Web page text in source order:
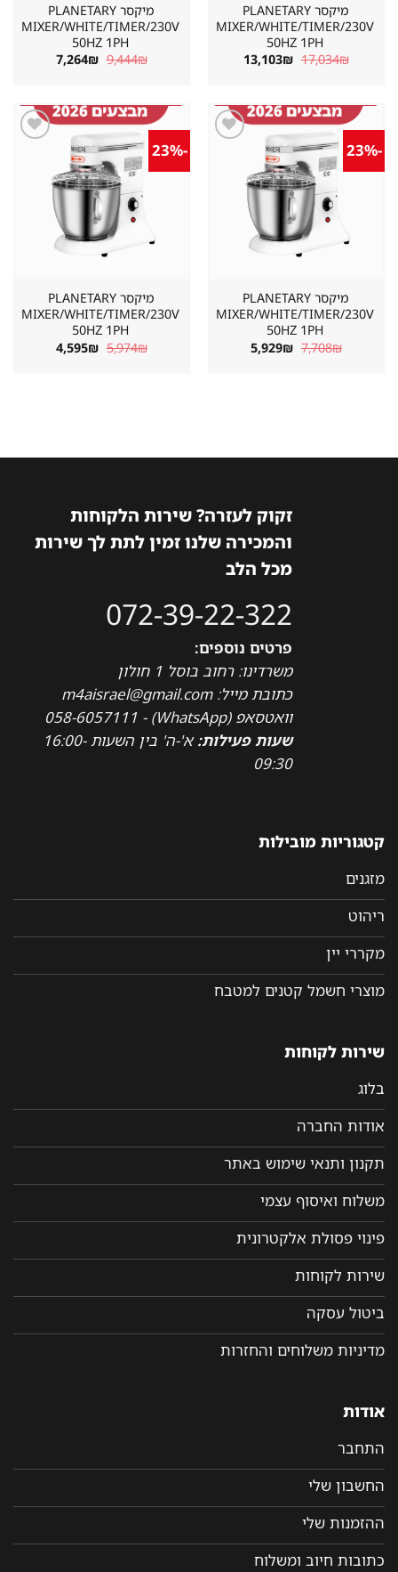
מיקסר PLANETARY
MIXER/WHITE/TIMER/230V
50HZ 1PH
17,034₪ המחיר
13,103₪ המחיר
מיקסר PLANETARY
MIXER/WHITE/TIMER/230V
50HZ 1PH
9,444₪ המחיר
7,264₪ המחיר
הנוכחי
במועדפים
מיקסר PLANETARY
MIXER/WHITE/TIMER/230V
50HZ 1PH
7,708₪ המחיר
המקורי
5,929₪ המחיר
הנוכחי
במועדפים
מיקסר PLANETARY
MIXER/WHITE/TIMER/230V
50HZ 1PH
5,974₪ המחיר
המקורי
4,595₪ המחיר
הנוכחי
זקוק לעזרה? שירות הלקוחות
והמכירה שלנו זמין לתת לך שירות
מכל הלב
072-39-22-322
פרטים נוספים:
משרדינו: רחוב בוסל 1 חולון
כתובת מייל: m4aisrael@gmail.com
וואטסאפ (WhatsApp) - 058-6057111
שעות פעילות:
א'-ה' בין השעות 16:00-
09:30
קטגוריות מובילות
מזגנים
ריהוט
מקררי יין
מוצרי חשמל קטנים למטבח
שירות לקוחות
בלוג
אודות החברה
תקנון ותנאי שימוש באתר
משלוח ואיסוף עצמי
פינוי פסולת אלקטרונית
שירות לקוחות
ביטול עסקה
מדיניות משלוחים והחזרות
אודות
התחבר
החשבון שלי
ההזמנות שלי
כתובות חיוב ומשלוח